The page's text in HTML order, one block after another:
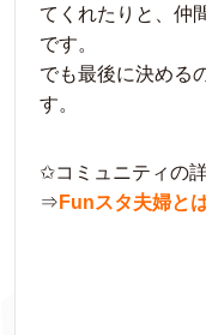
てくれたりと、仲
です。
でも最後に決める
す。
✩コミュニティの
⇒ Funスタ夫婦と